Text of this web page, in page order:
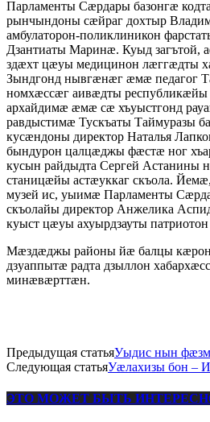
Парламенты Сæрдары базонгæ
рынчындоны сæйраг дохтыр
амбулаторон-поликлиникон
Дзантиаты Маринæ. Куыд
здæхт цæуы медицинон лæггæдты
Зындгонд нывгæнæг æмæ педагог
номхæссæг аивæдты республикæйы
архайдимæ æмæ сæ хъуыстгонд
равдыстимæ Тускъаты Таймуразы
кусæндоны директор Наталья
бындурон цалцæджы фæстæ ног
кусын райдыдта Сергей Астанины
станицæйы астæуккаг скъола.
музей ис, уыимæ Парламенты
скъолайы директор Анжелика
куыст цæуы ахуырдзауты
Мæздæджы районы йæ балцы кæрон
дзуаппытæ радта дзыллон
минæвæрттæн.
Предыдущая статьяУыдис нын
Следующая статьяУæлахизы бон –
ЭТО МОЖЕТ БЫТЬ